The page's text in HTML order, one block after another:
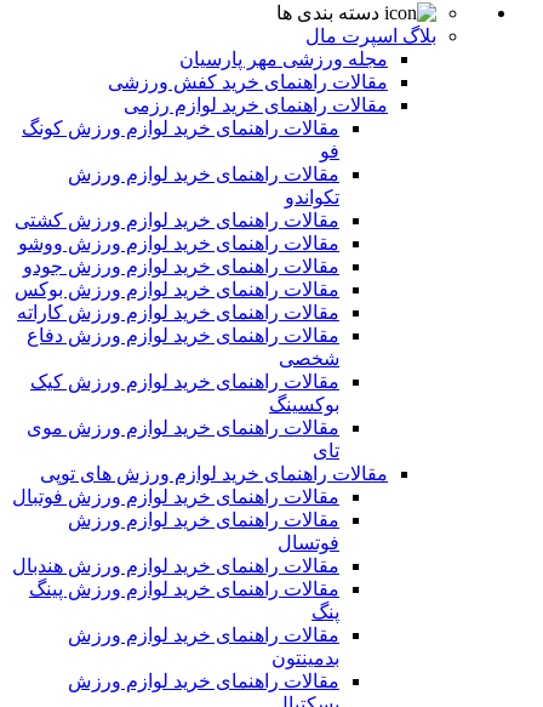
دسته بندی ها
بلاگ اسپرت مال
مجله ورزشی مهر پارسیان
مقالات راهنمای خرید کفش ورزشی
مقالات راهنمای خرید لوازم رزمی
مقالات راهنمای خرید لوازم ورزش کونگ
فو
مقالات راهنمای خرید لوازم ورزش
تکواندو
مقالات راهنمای خرید لوازم ورزش کشتی
مقالات راهنمای خرید لوازم ورزش ووشو
مقالات راهنمای خرید لوازم ورزش جودو
مقالات راهنمای خرید لوازم ورزش بوکس
مقالات راهنمای خرید لوازم ورزش کاراته
مقالات راهنمای خرید لوازم ورزش دفاع
شخصی
مقالات راهنمای خرید لوازم ورزش کیک
بوکسینگ
مقالات راهنمای خرید لوازم ورزش موی
تای
مقالات راهنمای خرید لوازم ورزش های توپی
مقالات راهنمای خرید لوازم ورزش فوتبال
مقالات راهنمای خرید لوازم ورزش
فوتسال
مقالات راهنمای خرید لوازم ورزش هندبال
مقالات راهنمای خرید لوازم ورزش پینگ
پنگ
مقالات راهنمای خرید لوازم ورزش
بدمینتون
مقالات راهنمای خرید لوازم ورزش